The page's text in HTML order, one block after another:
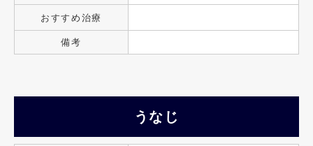
おすすめ治療
備考
うなじ